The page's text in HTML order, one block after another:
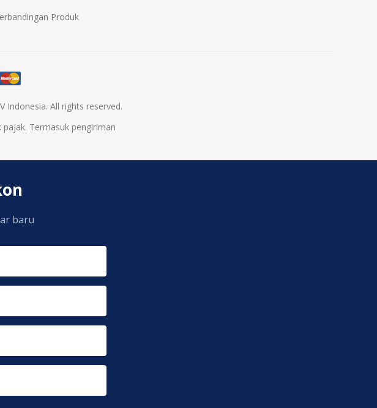
Produk
Indonesia. All rights reserved.
pajak. Termasuk pengiriman
baru